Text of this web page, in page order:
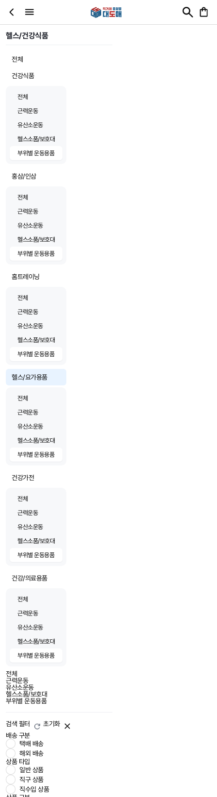
헬스/건강식품
전체
건강식품
전체
근력운동
유산소운동
헬스소품/보호대
부위별 운동용품
홍삼/인삼
전체
근력운동
유산소운동
헬스소품/보호대
부위별 운동용품
홈트레이닝
전체
근력운동
유산소운동
헬스소품/보호대
부위별 운동용품
헬스/요가용품
전체
근력운동
유산소운동
헬스소품/보호대
부위별 운동용품
건강가전
전체
근력운동
유산소운동
헬스소품/보호대
부위별 운동용품
건강/의료용품
전체
근력운동
유산소운동
헬스소품/보호대
부위별 운동용품
전체
근력운동
유산소운동
헬스소품/보호대
부위별 운동용품
검색 필터
초기화
배송 구분
택배 배송
해외 배송
상품 타입
일반 상품
직구 상품
직수입 상품